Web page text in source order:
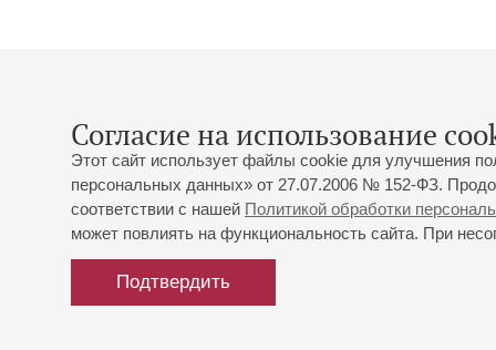
Согласие на использование
Этот сайт использует файлы cookie для улучшения
персональных данных» от 27.07.2006 № 152-ФЗ.
соответствии с нашей Политикой обработки
может повлиять на функциональность сайта. При
Подтвердить